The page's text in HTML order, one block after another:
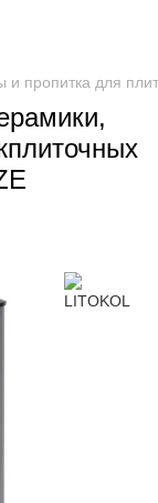
и пропитка для